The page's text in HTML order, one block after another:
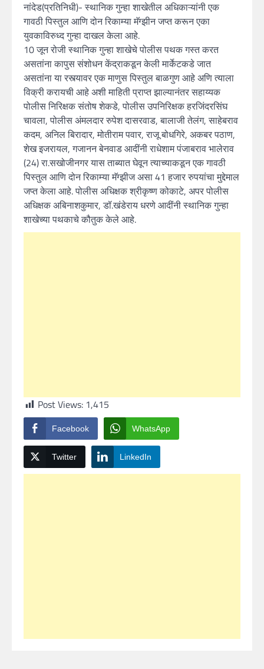
नांदेड(प्रतिनिधी)- स्थानिक गुन्हा शाखेतील अधिकाऱ्यांनी एक
गावठी पिस्तुल आणि दोन रिकाम्या मॅग्झीन जप्त करून एका
युवकाविरुध्द गुन्हा दाखल केला आहे.
10 जून रोजी स्थानिक गुन्हा शाखेचे पोलीस पथक गस्त करत
असतांना कापुस संशोधन केंद्राकडून केली मार्केटकडे जात
असतांना या रस्त्यावर एक माणुस पिस्तुल बाळगुण आहे अणि त्याला
विक्री करायची आहे अशी माहिती प्राप्त झाल्यानंतर सहाय्यक
पोलीस निरिक्षक संतोष शेकडे, पोलीस उपनिरिक्षक हरजिंदरसिंघ
चावला, पोलीस अंमलदार रुपेश दासरवाड, बालाजी तेलंग, साहेबराव
कदम, अनिल बिरादार, मोतीराम पवार, राजू बोधगिरे, अकबर पठाण,
शेख इजरायल, गजानन बेनवाड आदींनी राधेशाम पंजाबराव भालेराव
(24) रा.सखोजीनगर यास ताब्यात घेवून त्याच्याकडून एक गावठी
पिस्तुल आणि दोन रिकाम्या मॅग्झीज असा 41 हजार रुपयांचा मुद्देमाल
जप्त केला आहे. पोलीस अधिक्षक श्रीकृष्ण कोकाटे, अपर पोलीस
अधिक्षक अबिनाशकुमार, डॉ.खंडेराय धरणे आदींनी स्थानिक गुन्हा
शाखेच्या पथकाचे कौतुक केले आहे.
Post Views: 1,415
Facebook WhatsApp
Twitter LinkedIn